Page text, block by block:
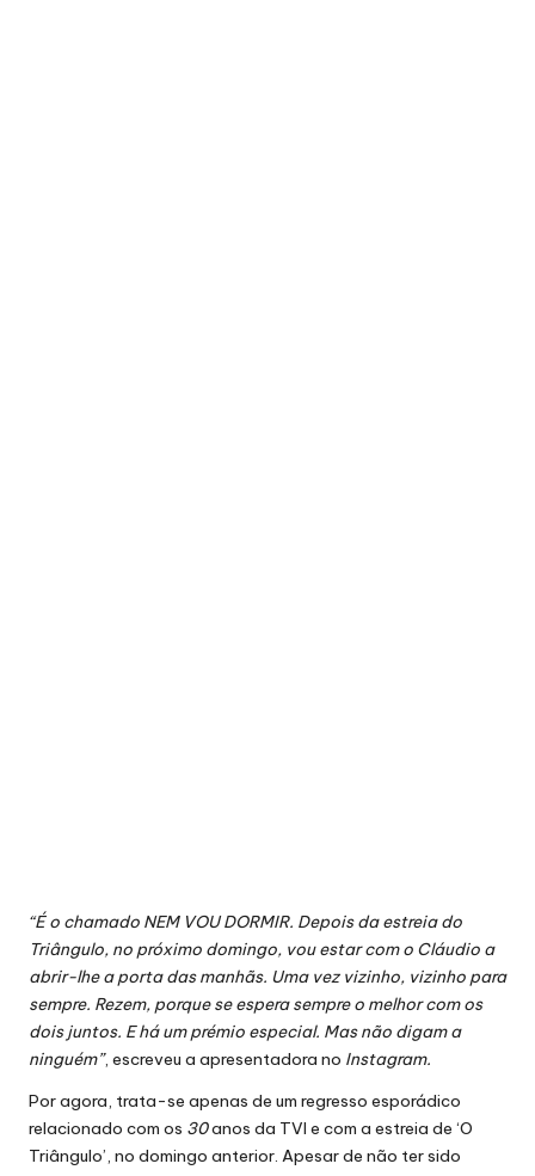
“É o chamado NEM VOU DORMIR. Depois da estreia do
Triângulo, no próximo domingo, vou estar com o Cláudio a
abrir-lhe a porta das manhãs. Uma vez vizinho, vizinho para
sempre. Rezem, porque se espera sempre o melhor com os
dois juntos. E há um prémio especial. Mas não digam a
ninguém”, escreveu a apresentadora no Instagram.
Por agora, trata-se apenas de um regresso esporádico
relacionado com os 30anos da TVI e com a estreia de ‘O
Triângulo’, no domingo anterior. Apesar de não ter sido